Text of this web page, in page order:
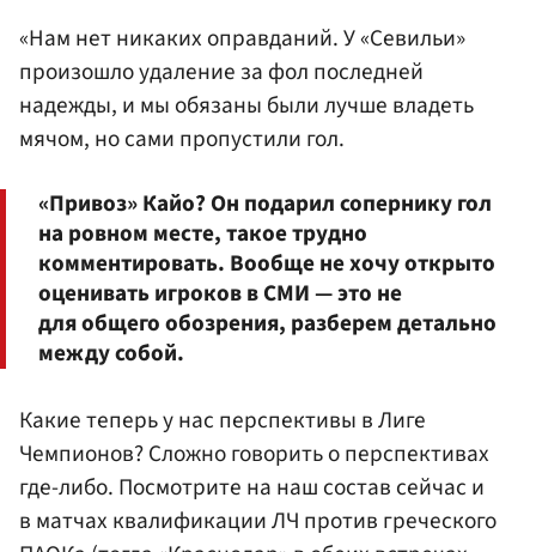
«Нам нет никаких оправданий. У «Севильи»
произошло удаление за фол последней
надежды, и мы обязаны были лучше владеть
мячом, но сами пропустили гол.
«Привоз» Кайо? Он подарил сопернику гол
на ровном месте, такое трудно
комментировать. Вообще не хочу открыто
оценивать игроков в СМИ — это не
для общего обозрения, разберем детально
между собой.
Какие теперь у нас перспективы в Лиге
Чемпионов? Сложно говорить о перспективах
где-либо. Посмотрите на наш состав сейчас и
в матчах квалификации ЛЧ против греческого